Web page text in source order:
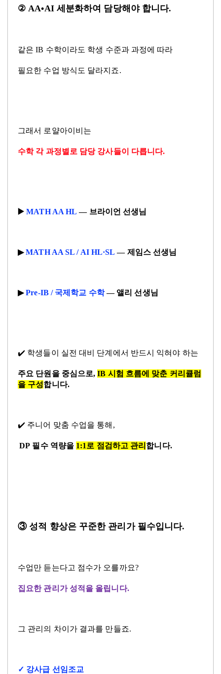
② AA•AI 세분화하여 담당해야 합니다.
같은IB 수학이라도 학생 수준과 과정에 따라
필요한 수업 방식도 달라지죠.
그래서 로얄아이비는
수학 각 과정별로 담당 강사들이 다릅니다.
▶ ️MATH AA HL— 브라이언 선생님
▶MATH AA SL / AI HL·SL— 제임스 선생님
▶Pre-IB / 국제학교 수학— 앨리 선생님
✔️ 학생들이 실전 대비 단계에서 반드시 익혀야 하는
주요 단원을 중심으로,IB 시험 흐름에 맞춘 커리큘럼
을 구성합니다.
✔ 주니어 맞춤 수업을 통해 ,
DP 필수 역량을 1:1로 점검하고 관리 합니다.
③ 성적 향상은 꾸준한 관리가 필수입니다.
수업만 듣는다고 점수가 오를까요?
집요한 관리가 성적을 올립니다.
그 관리의 차이가 결과를 만들죠.
✓ 강사급 선임조교